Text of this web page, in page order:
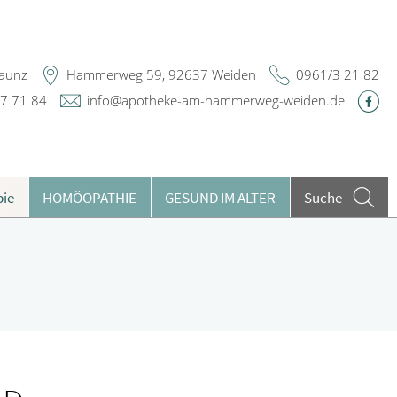
HOMÖOPATHIE GESUND IM ALTER Suche
Hammerweg 59, 92637 Weiden
0961/3 21 82
71 84
info@apotheke-am-hammerweg-weiden.de